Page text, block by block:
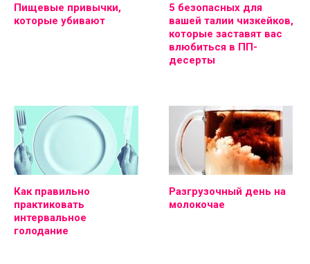
Пищевые привычки,
которые убивают
5 безопасных для
вашей талии чизкейков,
которые заставят вас
влюбиться в ПП-
десерты
Как правильно
практиковать
интервальное
голодание
Разгрузочный день на
молокочае